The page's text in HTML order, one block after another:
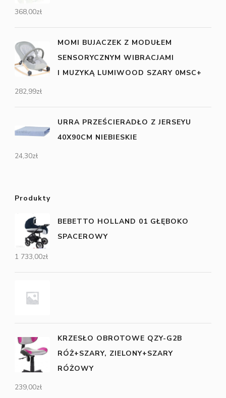
368,00zł
MOMI BUJACZEK Z MODUŁEM
SENSORYCZNYM WIBRACJAMI
I MUZYKĄ LUMIWOOD SZARY 0MSC+
282,99zł
URRA PRZEŚCIERADŁO Z JERSEYU
40X90CM NIEBIESKIE
24,30zł
Produkty
BEBETTO HOLLAND 01 GŁĘBOKO
SPACEROWY
1 733,00zł
KRZESŁO OBROTOWE QZY-G2B
RÓŻ+SZARY, ZIELONY+SZARY
RÓŻOWY
239,00zł